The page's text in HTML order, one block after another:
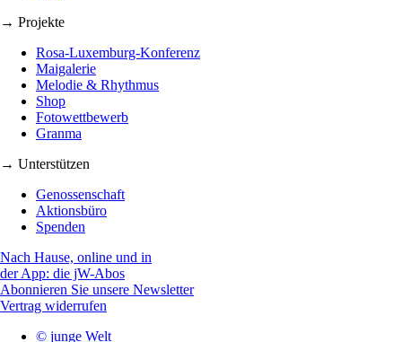
→ Projekte
Rosa-Luxemburg-Konferenz
Maigalerie
Melodie & Rhythmus
Shop
Fotowettbewerb
Granma
→ Unterstützen
Genossenschaft
Aktionsbüro
Spenden
Nach Hause, online und in
der App: die jW-Abos
Abonnieren Sie unsere Newsletter
Vertrag widerrufen
© junge Welt